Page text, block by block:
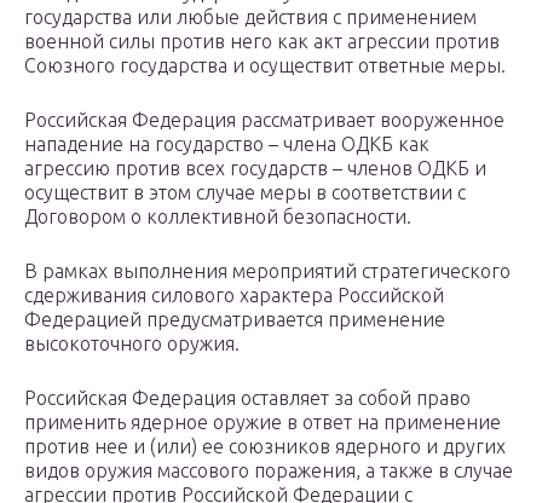
государства или любые действия с применением
военной силы против него как акт агрессии против
Союзного государства и осуществит ответные меры.
Российская Федерация рассматривает вооруженное
нападение на государство – члена ОДКБ как
агрессию против всех государств – членов ОДКБ и
осуществит в этом случае меры в соответствии с
Договором о коллективной безопасности.
В рамках выполнения мероприятий стратегического
сдерживания силового характера Российской
Федерацией предусматривается применение
высокоточного оружия.
Российская Федерация оставляет за собой право
применить ядерное оружие в ответ на применение
против нее и (или) ее союзников ядерного и других
видов оружия массового поражения, а также в случае
агрессии против Российской Федерации с